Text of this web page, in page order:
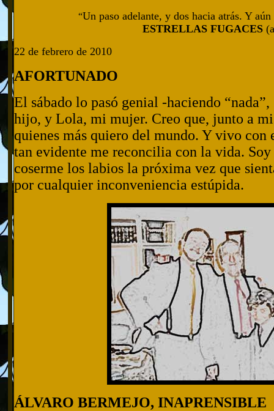
“Un paso adelante, y dos hacia atrás. Y
ESTRELLAS FUGACES
22 de febrero de 2010
AFORTUNADO
El sábado lo pasó genial -haciendo
hijo, y Lola, mi mujer. Creo que, junto a mi
quienes más quiero del mundo. Y vivo con
tan evidente me reconcilia con la vida.
coserme los labios la próxima vez que
por cualquier inconveniencia estúpida.
ÁLVARO BERMEJO, INAPRENSIBLE